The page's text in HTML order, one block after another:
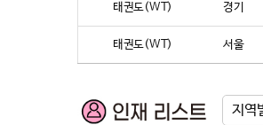
태권도(WT) 경기
태권도(WT) 서울